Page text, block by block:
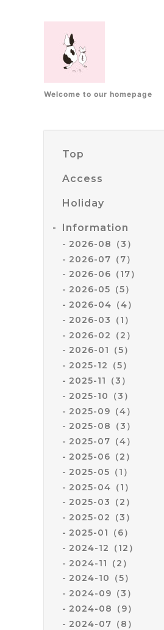
Welcome to our homepage
Top
Access
Holiday
Information
2026-08（3）
2026-07（7）
2026-06（17）
2026-05（5）
2026-04（4）
2026-03（1）
2026-02（2）
2026-01（5）
2025-12（5）
2025-11（3）
2025-10（3）
2025-09（4）
2025-08（3）
2025-07（4）
2025-06（2）
2025-05（1）
2025-04（1）
2025-03（2）
2025-02（3）
2025-01（6）
2024-12（12）
2024-11（2）
2024-10（5）
2024-09（3）
2024-08（9）
2024-07（8）